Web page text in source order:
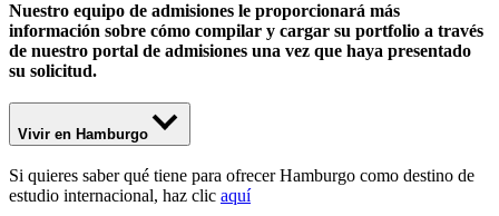
Nuestro equipo de admisiones le proporcionará más
información sobre cómo compilar y cargar su portfolio a través
de nuestro portal de admisiones una vez que haya presentado
su solicitud.
Vivir en Hamburgo
Si quieres saber qué tiene para ofrecer Hamburgo como destino de
estudio internacional, haz clic aquí